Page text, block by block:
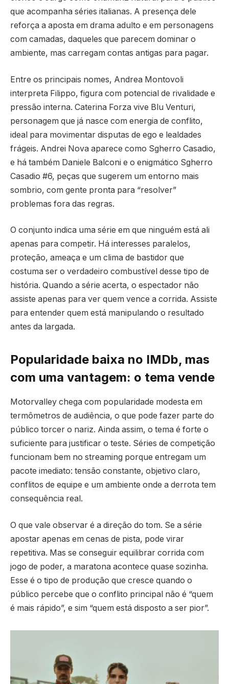
que acompanha séries italianas. A presença dele
reforça a aposta em drama adulto e em personagens
com camadas, daqueles que parecem dominar o
ambiente, mas carregam contas antigas para pagar.
Entre os principais nomes, Andrea Montovoli
interpreta Filippo, figura com potencial de rivalidade e
pressão interna. Caterina Forza vive Blu Venturi,
personagem que já nasce com energia de conflito,
ideal para movimentar disputas de ego e lealdades
frágeis. Andrei Nova aparece como Sgherro Casadio,
e há também Daniele Balconi e o enigmático Sgherro
Casadio #6, peças que sugerem um entorno mais
sombrio, com gente pronta para “resolver”
problemas fora das regras.
O conjunto indica uma série em que ninguém está ali
apenas para competir. Há interesses paralelos,
proteção, ameaça e um clima de bastidor que
costuma ser o verdadeiro combustível desse tipo de
história. Quando a série acerta, o espectador não
assiste apenas para ver quem vence a corrida. Assiste
para entender quem está manipulando o resultado
antes da largada.
Popularidade baixa no IMDb, mas
com uma vantagem: o tema vende
Motorvalley chega com popularidade modesta em
termômetros de audiência, o que pode fazer parte do
público torcer o nariz. Ainda assim, o tema é forte o
suficiente para justificar o teste. Séries de competição
funcionam bem no streaming porque entregam um
pacote imediato: tensão constante, objetivo claro,
conflitos de equipe e um ambiente onde a derrota tem
consequência real.
O que vale observar é a direção do tom. Se a série
apostar apenas em cenas de pista, pode virar
repetitiva. Mas se conseguir equilibrar corrida com
jogo de poder, a maratona acontece quase sozinha.
Esse é o tipo de produção que cresce quando o
público percebe que o conflito principal não é “quem
é mais rápido”, e sim “quem está disposto a ser pior”.